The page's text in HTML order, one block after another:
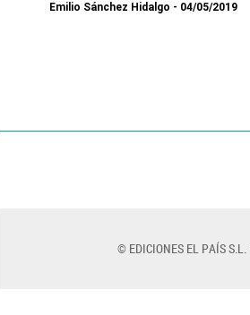
Emilio Sánchez Hidalgo 04/05/2019
© EDICIONES EL PAÍS S.L.